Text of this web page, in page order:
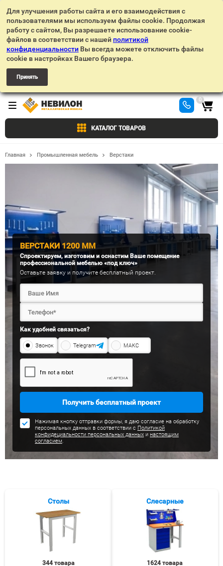
Для улучшения работы сайта и его взаимодействия с
пользователями мы используем файлы cookie. Продолжая
работу с сайтом, Вы разрешаете использование cookie-
файлов в соответствии с нашей политикой
конфиденциальности Вы всегда можете отключить файлы
cookie в настройках Вашего браузера.
Принять
КАТАЛОГ ТОВАРОВ
0
Главная Промышленная мебель Верстаки
ВЕРСТАКИ 1200 ММ
Спроектируем, изготовим и оснастим Ваше помещение
профессиональной мебелью «под ключ»
Оставьте заявку и получите бесплатный проект.
Как удобней связаться?
Звонок Telegram МАКС
Получить бесплатный проект
Нажимая кнопку отправки формы, я даю согласие на обработку
персональных данных в соответствии с Политикой
конфидециальности персональных данных и настоящим
согласием.
Столы
344 товара
Слесарные
1624 товара